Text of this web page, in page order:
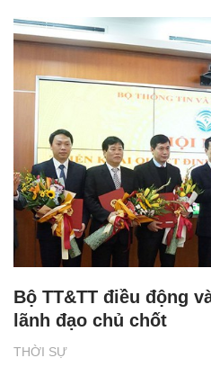
THỜI SỰ
Bộ TT&TT điều động
lãnh đạo chủ chốt